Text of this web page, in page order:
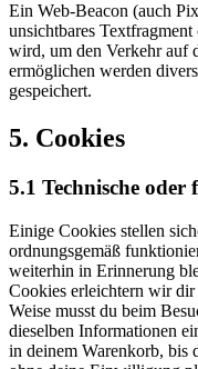
Ein Web-Beacon (auch
unsichtbares
wird, um den Verkehr auf
ermöglichen werden
gespeichert.
5. Cookies
5.1 Technische
Einige Cookies stellen
ordnungsgemäß
weiterhin in Erinnerung
Cookies erleichtern wir dir
Weise musst du beim
dieselben Informationen
in deinem Warenkorb, bis